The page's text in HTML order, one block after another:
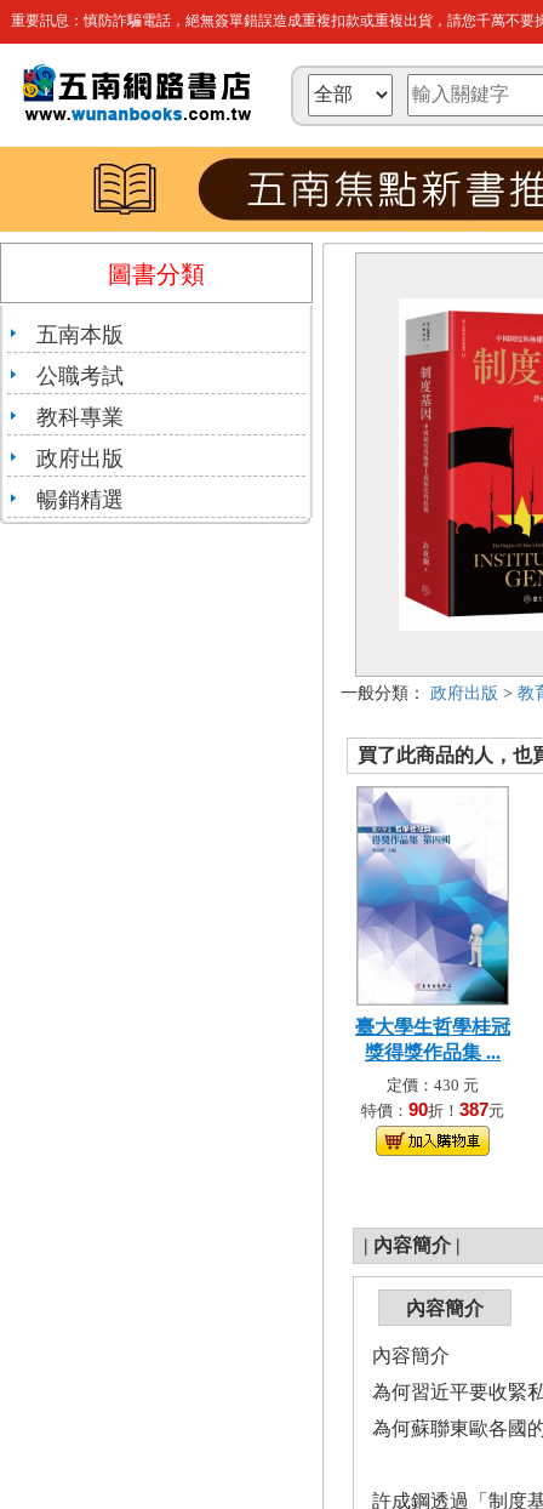
重要訊息：慎防詐騙電話，絕無簽單錯誤造成重複扣款或重複出貨，請您千萬不要
圖書分類
五南本版
公職考試
教科專業
政府出版
暢銷精選
一般分類： 政府出版 > 教
買了此商品的人，也
臺大學生哲學桂冠
獎得獎作品集 ...
定價：430 元
特價： 90折！ 387元
| 內容簡介 |
內容簡介
內容簡介
為何習近平要收緊
為何蘇聯東歐各國
許成鋼透過「制度